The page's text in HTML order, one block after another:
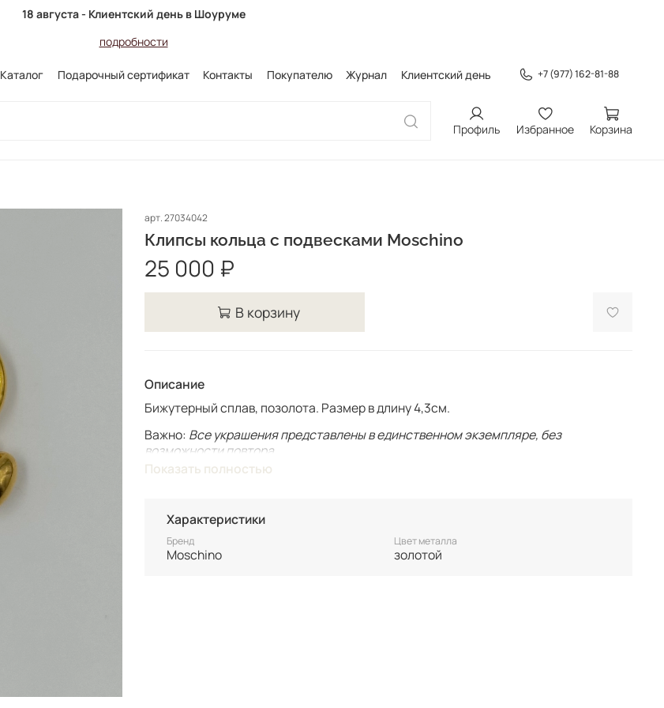
18 августа - Клиентский день в Шоуруме
подробности
Каталог Подарочный сертификат Контакты Покупателю Журнал Клиентский день +7 (977) 162-81-88
Профиль Избранное Корзина
арт.27034042
Клипсы кольца с подвесками Moschino
25 000 ₽
В корзину
Описание
Бижутерный сплав, позолота. Размер в длину 4,3см.
Важно: Все украшения представлены в единственном экземпляре, без
возможности повтора.
Для вашего комфорта у нас нет БРОНИ, украшение гарантировано становится
состоянию уточняйте перед покупкой.
Показать полностью
Характеристики
Бренд
Moschino
Цвет металла
золотой